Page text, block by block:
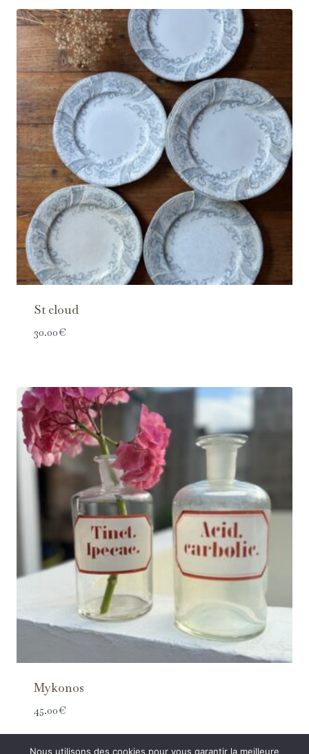
St cloud
30.00€
Mykonos
45.00€
Nous utilisons des cookies pour vous garantir la meilleure